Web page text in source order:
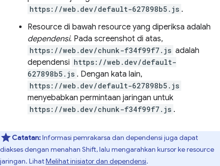
https://web.dev/default-627898b5.js .
Resource di bawah resource yang diperiksa adalah
dependensi. Pada screenshot di atas,
https://web.dev/chunk-f34f99f7.js adalah
dependensi https://web.dev/default-
627898b5.js . Dengan kata lain,
https://web.dev/default-627898b5.js
menyebabkan permintaan jaringan untuk
https://web.dev/chunk-f34f99f7.js .
Catatan:Informasi pemrakarsa dan dependensi juga dapat
diakses dengan menahan Shift, lalu mengarahkan kursor ke resource
jaringan. LihatMelihat inisiator dan dependensi.